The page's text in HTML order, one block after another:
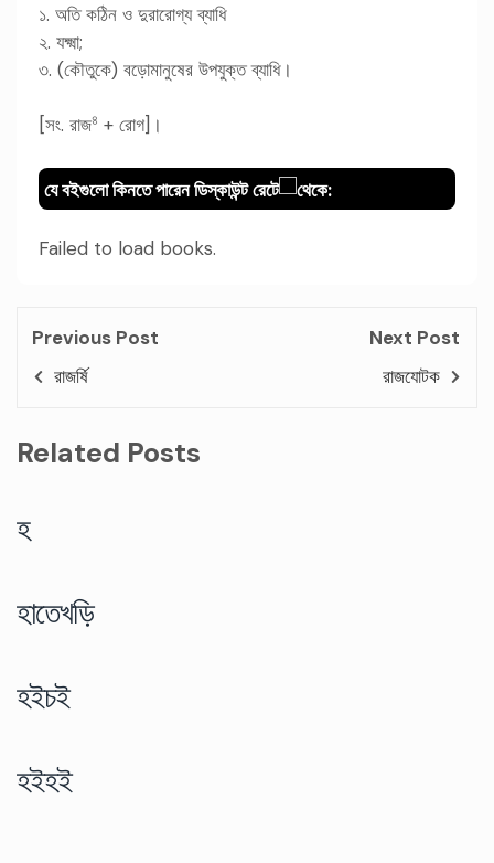
১. অতি কঠিন ও দুরারোগ্য ব্যাধি
২. যক্ষ্মা;
৩. (কৌতুকে) বড়োমানুষের উপযুক্ত ব্যাধি।
[সং. রাজ৪ + রোগ]।
যে বইগুলো কিনতে পারেন ডিস্কাউন্ট রেটে থেকে:
Failed to load books.
Previous Post
রাজর্ষি
Next Post
রাজযোটক
Related Posts
হ
হাতেখড়ি
হইচই
হইহই